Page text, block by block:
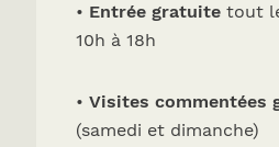
• Entrée gratuitetout
10h à 18h
• Visites commentées
(samedi et dimanche)